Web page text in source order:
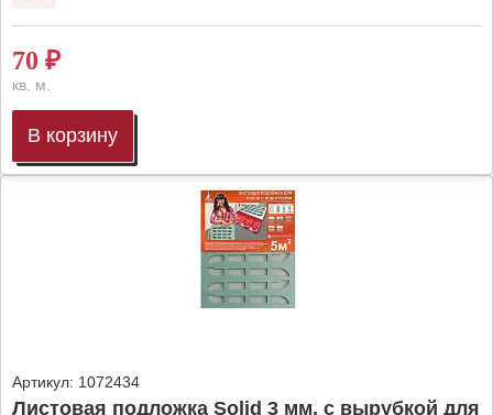
70 ₽
кв. м.
В корзину
Артикул: 1072434
Листовая подложка Solid 3 мм, с вырубкой для